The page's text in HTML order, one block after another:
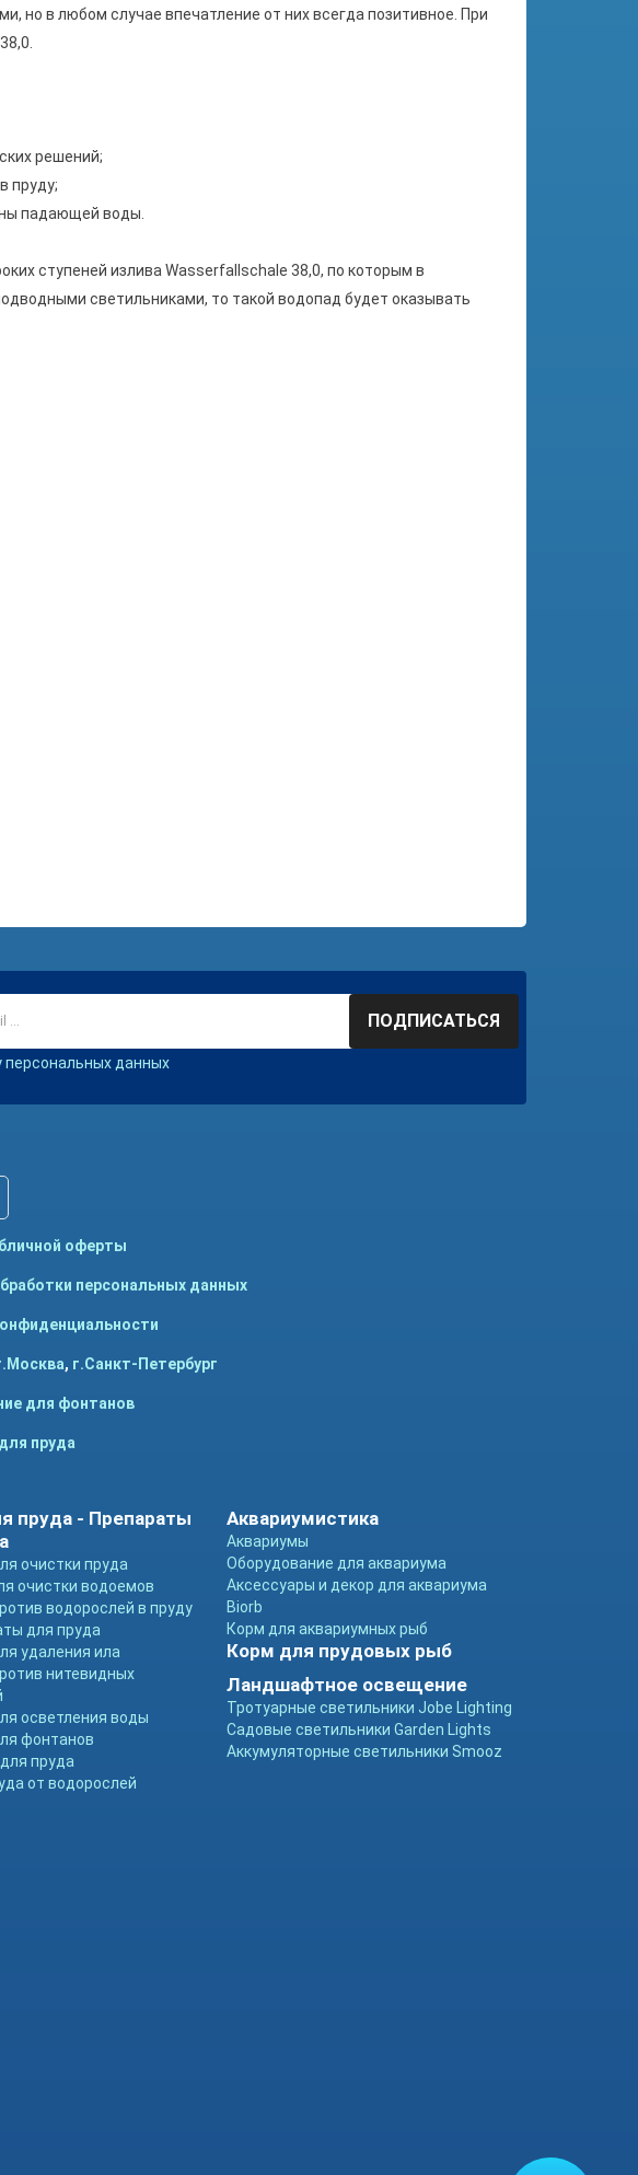
но в любом случае впечатление от них всегда позитивное. При
решений;
пруду;
падающей воды.
ступеней излива Wasserfallschale 38,0, по которым в
светильниками, то такой водопад будет оказывать
ПОДПИСАТЬСЯ
персональных данных
оферты
персональных данных
, г.Санкт-Петербург
для фонтанов
пруда
пруда - Препараты
очистки пруда
очистки водоемов
водорослей в пруду
для пруда
удаления ила
нитевидных
осветления воды
фонтанов
пруда
от водорослей
Аквариумистика
Аквариумы
Оборудование для аквариума
Аксессуары и декор для аквариума
Biorb
Корм для аквариумных рыб
Корм для прудовых рыб
Ландшафтное освещение
Тротуарные светильники Jobe Lighting
Садовые светильники Garden Lights
Аккумуляторные светильники Smooz